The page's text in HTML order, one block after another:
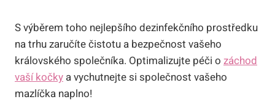
S výběrem toho nejlepšího dezinfekčního prostředku
na trhu zaručíte čistotu a bezpečnost vašeho
královského společníka. Optimalizujte péči o záchod
vaší kočky a vychutnejte si společnost vašeho
mazlíčka naplno!